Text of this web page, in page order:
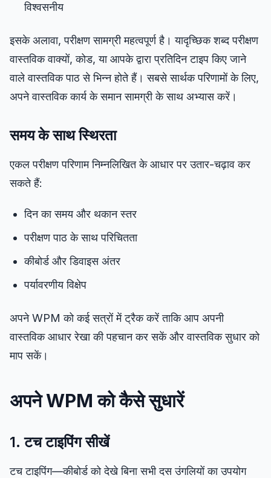
विश्वसनीय
इसके अलावा, परीक्षण सामग्री महत्वपूर्ण है। यादृच्छिक शब्द परीक्षण
वास्तविक वाक्यों, कोड, या आपके द्वारा प्रतिदिन टाइप किए जाने
वाले वास्तविक पाठ से भिन्न होते हैं। सबसे सार्थक परिणामों के लिए,
अपने वास्तविक कार्य के समान सामग्री के साथ अभ्यास करें।
समय के साथ स्थिरता
एकल परीक्षण परिणाम निम्नलिखित के आधार पर उतार-चढ़ाव कर
सकते हैं:
दिन का समय और थकान स्तर
परीक्षण पाठ के साथ परिचितता
कीबोर्ड और डिवाइस अंतर
पर्यावरणीय विक्षेप
अपने WPM को कई सत्रों में ट्रैक करें ताकि आप अपनी
वास्तविक आधार रेखा की पहचान कर सकें और वास्तविक सुधार को
माप सकें।
अपने WPM को कैसे सुधारें
1. टच टाइपिंग सीखें
टच टाइपिंग—कीबोर्ड को देखे बिना सभी दस उंगलियों का उपयोग